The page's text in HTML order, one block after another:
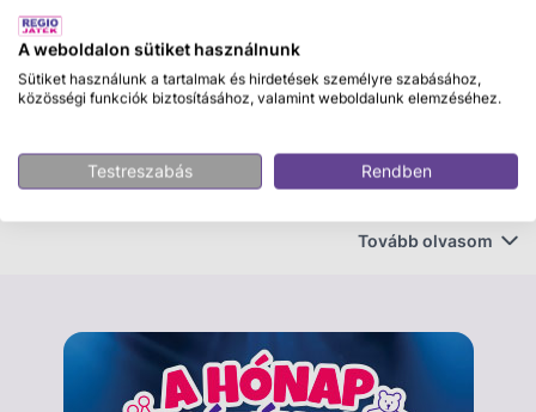
Leírás
Schleich Stegosaurus
Stegosaurus figurával! Ez a részletgazdag és élethű
figura tökéletes választás minden dinoszaurusz-
rajongó számára, aki szereti a történelmi lényeket és a
Tovább olvasom
A weboldalon sütiket használnunk
Sütiket használunk a tartalmak és hirdetések személyre szabásához,
közösségi funkciók biztosításához, valamint weboldalunk elemzéséhez.
Testreszabás Rendben